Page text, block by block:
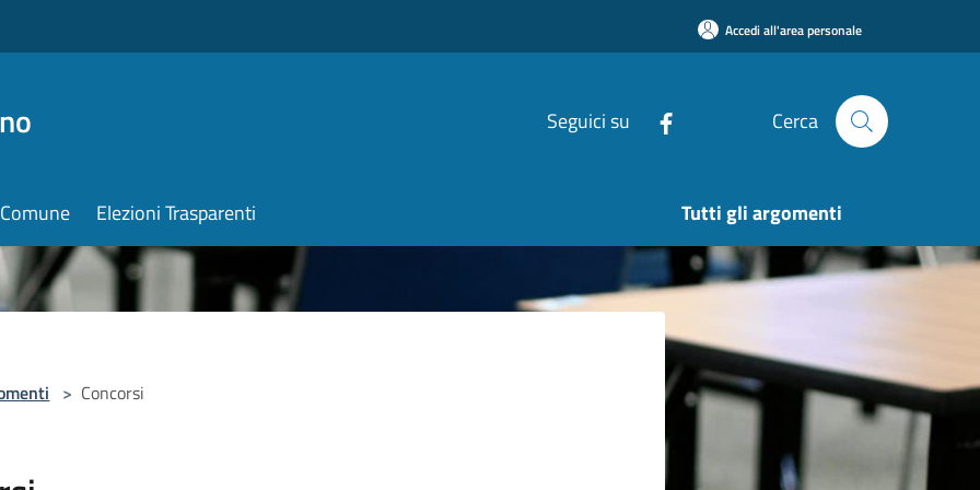
Accedi all'area personale
Seguici su Cerca
Elezioni Trasparenti Tutti gli argomenti
> Concorsi